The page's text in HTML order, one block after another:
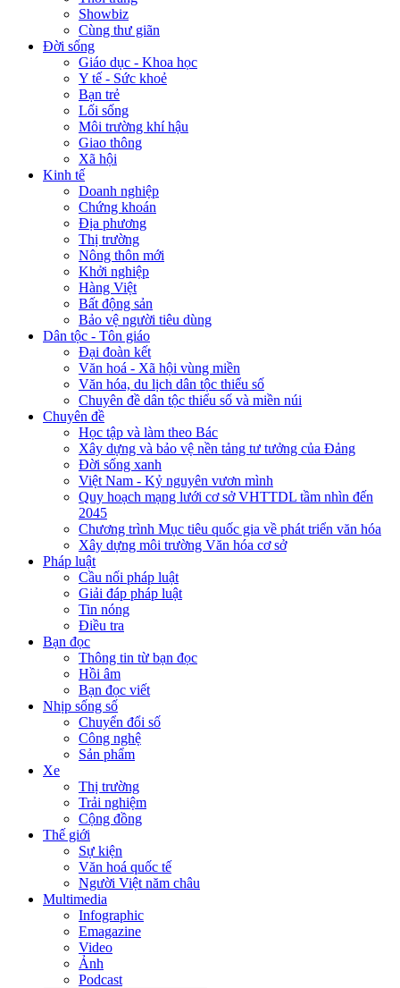
Showbiz
Cùng thư giãn
Đời sống
Giáo dục - Khoa học
Y tế - Sức khoẻ
Bạn trẻ
Lối sống
Môi trường khí hậu
Giao thông
Xã hội
Kinh tế
Doanh nghiệp
Chứng khoán
Địa phương
Thị trường
Nông thôn mới
Khởi nghiệp
Hàng Việt
Bất động sản
Bảo vệ người tiêu dùng
Dân tộc - Tôn giáo
Đại đoàn kết
Văn hoá - Xã hội vùng miền
Văn hóa, du lịch dân tộc thiểu số
Chuyên đề dân tộc thiểu số và miền núi
Chuyên đề
Học tập và làm theo Bác
Xây dựng và bảo vệ nền tảng tư tưởng của Đảng
Đời sống xanh
Việt Nam - Kỷ nguyên vươn mình
Quy hoạch mạng lưới cơ sở VHTTDL tầm nhìn đến
2045
Chương trình Mục tiêu quốc gia về phát triển văn hóa
Xây dựng môi trường Văn hóa cơ sở
Pháp luật
Cầu nối pháp luật
Giải đáp pháp luật
Tin nóng
Điều tra
Bạn đọc
Thông tin từ bạn đọc
Hồi âm
Bạn đọc viết
Nhịp sống số
Chuyển đổi số
Công nghệ
Sản phẩm
Xe
Thị trường
Trải nghiệm
Cộng đồng
Thế giới
Sự kiện
Văn hoá quốc tế
Người Việt năm châu
Multimedia
Infographic
Emagazine
Video
Ảnh
Podcast